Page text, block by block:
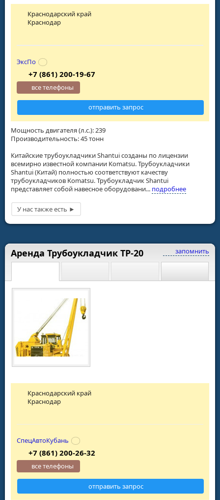
Мощность двигателя (л.с.): 239
Производительность: 45 тонн
Китайские трубоукладчики Shantui созданы по лицензии
всемирно известной компании Komatsu. Трубоукладчики
Shantui (Китай) полностью соответствуют качеству
трубоукладчиков Komatsu. Трубоукладчик Shantui
представляет собой навесное оборудовани... подробнее
Краснодарский край
Краснодар
ЭксПо
+7 (861) 200-19-67
все телефоны
отправить запрос
запомнить
Аренда Трубоукладчик ТР-20
Краснодарский край
Краснодар
СпецАвтоКубань
+7 (861) 200-26-32
все телефоны
отправить запрос